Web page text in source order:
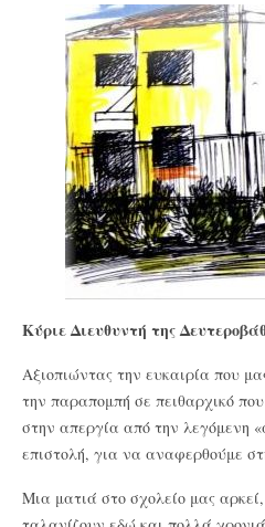
Κύριε Διευθυντή της
Αξιοπιώντας την ευκαιρία που
την παραπομπή σε πειθαρχικό
στην απεργία από την λεγόμενη
επιστολή, για να αναφερθούμε
Μια ματιά στο σχολείο μας